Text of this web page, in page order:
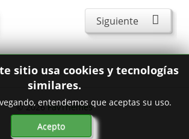
Siguiente
© 2026FavThemes
sitio usa cookies y tecnologías
similares.
entendemos que aceptas su uso.
Acepto